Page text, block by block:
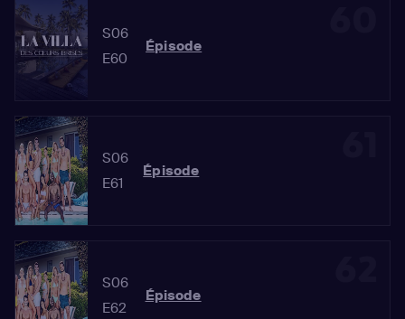
S06
E60
Épisode
S06
E61
Épisode
S06
E62
Épisode